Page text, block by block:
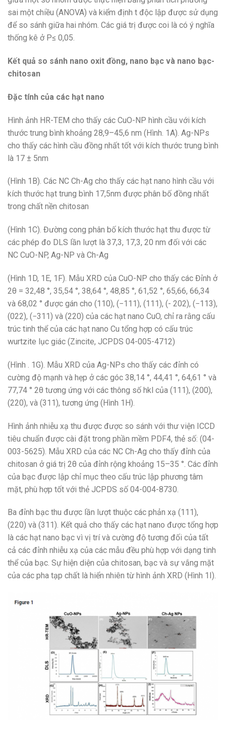
sai một chiều (ANOVA) và kiểm định t độc lập được sử dụng
để so sánh giữa hai nhóm. Các giá trị được coi là có ý nghĩa
thống kê ở P≤ 0,05.
Kết quả so sánh nano oxit đồng, nano bạc và nano bạc-
chitosan
Đặc tính của các hạt nano
Hình ảnh HR-TEM cho thấy các CuO-NP hình cầu với kích
thước trung bình khoảng 28,9–45,6 nm (Hình. 1A). Ag-NPs
cho thấy các hình cầu đồng nhất tốt với kích thước trung bình
là 17 ± 5nm
(Hình 1B). Các NC Ch-Ag cho thấy các hạt nano hình cầu với
kích thước hạt trung bình 17,5nm được phân bố đồng nhất
trong chất nền chitosan
(Hình 1C). Đường cong phân bố kích thước hạt thu được từ
các phép đo DLS lần lượt là 37,3, 17,3, 20 nm đối với các
NC CuO-NP, Ag-NP và Ch-Ag
(Hình 1D, 1E, 1F). Mẫu XRD của CuO-NP cho thấy các Đỉnh ở
2θ = 32,48 °, 35,54 °, 38,64 °, 48,85 °, 61,52 °, 65,66, 66,34
và 68,02 ° được gán cho (110), (−111), (111), (- 202), (−113),
(022), (−311) và (220) của các hạt nano CuO, chỉ ra rằng cấu
trúc tinh thể của các hạt nano Cu tổng hợp có cấu trúc
wurtzite lục giác (Zincite, JCPDS 04-005-4712)
(Hình . 1G). Mẫu XRD của Ag-NPs cho thấy các đỉnh có
cường độ mạnh và hẹp ở các góc 38,14 °, 44,41 °, 64,61 ° và
77,74 ° 2θ tương ứng với các thông số hkl của (111), (200),
(220), và (311), tương ứng (Hình 1H).
Hình ảnh nhiễu xạ thu được được so sánh với thư viện ICCD
tiêu chuẩn được cài đặt trong phần mềm PDF4, thẻ số: (04-
003-5625). Mẫu XRD của các NC Ch-Ag cho thấy đỉnh của
chitosan ở giá trị 2θ của đỉnh rộng khoảng 15–35 °. Các đỉnh
của bạc được lập chỉ mục theo cấu trúc lập phương tâm
mặt, phù hợp tốt với thẻ JCPDS số 04-004-8730.
Ba đỉnh bạc thu được lần lượt thuộc các phản xạ (111),
(220) và (311). Kết quả cho thấy các hạt nano được tổng hợp
là các hạt nano bạc vì vị trí và cường độ tương đối của tất
cả các đỉnh nhiễu xạ của các mẫu đều phù hợp với dạng tinh
thể của bạc. Sự hiện diện của chitosan, bạc và sự vắng mặt
của các pha tạp chất là hiển nhiên từ hình ảnh XRD (Hình 1I).